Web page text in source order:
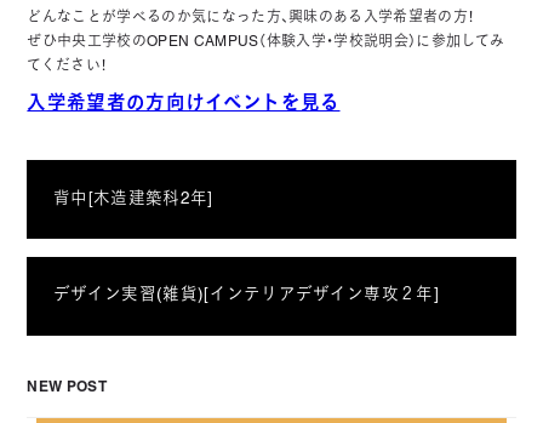
どんなことが学べるのか気になった方、興味のある入学希望者の方！
ぜひ中央工学校のOPEN CAMPUS（体験入学・学校説明会）に参加してみ
てください！
入学希望者の方向けイベントを見る
背中[木造建築科2年]
デザイン実習(雑貨)[インテリアデザイン専攻２年]
NEW POST